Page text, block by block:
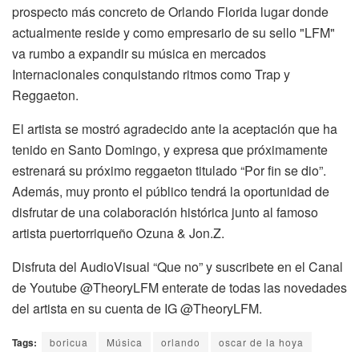
prospecto más concreto de Orlando Florida lugar donde
actualmente reside y como empresario de su sello "LFM"
va rumbo a expandir su música en mercados
Internacionales conquistando ritmos como Trap y
Reggaeton.
El artista se mostró agradecido ante la aceptación que ha
tenido en Santo Domingo, y expresa que próximamente
estrenará su próximo reggaeton titulado “Por fin se dio”.
Además, muy pronto el público tendrá la oportunidad de
disfrutar de una colaboración histórica junto al famoso
artista puertorriqueño Ozuna & Jon.Z.
Disfruta del AudioVisual “Que no” y suscribete en el Canal
de Youtube @TheoryLFM enterate de todas las novedades
del artista en su cuenta de IG @TheoryLFM.
Tags: boricua Música orlando
oscar de la hoya